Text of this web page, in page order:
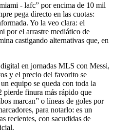
- lafc” por encima de 10 mil
pega directo en las cuotas:
Yo la veo clara: el
por el arrastre mediático de
castigando alternativas que, en
en jornadas MLS con Messi,
y el precio del favorito se
equipo se queda con toda la
finura más rápido que
marcan” o líneas de goles por
para notarlo: es un
recientes, con sacudidas de